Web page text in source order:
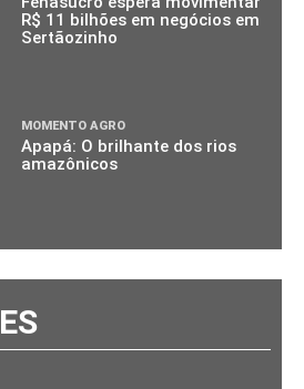
R$ 11 bilhões em negócios em
Sertãozinho
MOMENTO AGRO
Apapá: O brilhante dos rios
amazônicos